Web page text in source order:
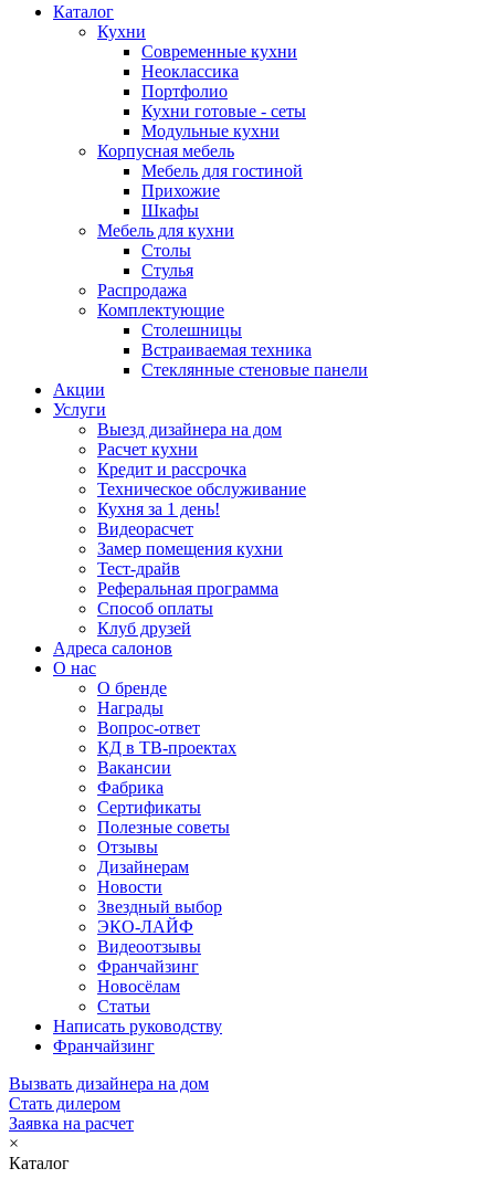
Каталог
Кухни
Современные кухни
Неоклассика
Портфолио
Кухни готовые - сеты
Модульные кухни
Корпусная мебель
Мебель для гостиной
Прихожие
Шкафы
Мебель для кухни
Столы
Стулья
Распродажа
Комплектующие
Столешницы
Встраиваемая техника
Стеклянные стеновые панели
Акции
Услуги
Выезд дизайнера на дом
Расчет кухни
Кредит и рассрочка
Техническое обслуживание
Кухня за 1 день!
Видеорасчет
Замер помещения кухни
Тест-драйв
Реферальная программа
Способ оплаты
Клуб друзей
Адреса салонов
О нас
О бренде
Награды
Вопрос-ответ
КД в ТВ-проектах
Вакансии
Фабрика
Сертификаты
Полезные советы
Отзывы
Дизайнерам
Новости
Звездный выбор
ЭКО-ЛАЙФ
Видеоотзывы
Франчайзинг
Новосёлам
Статьи
Написать руководству
Франчайзинг
Вызвать дизайнера на дом
Стать дилером
Заявка на расчет
×
Каталог